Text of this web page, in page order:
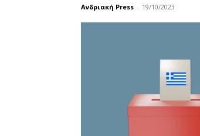
Ανδριακή Press - 19/10/2023